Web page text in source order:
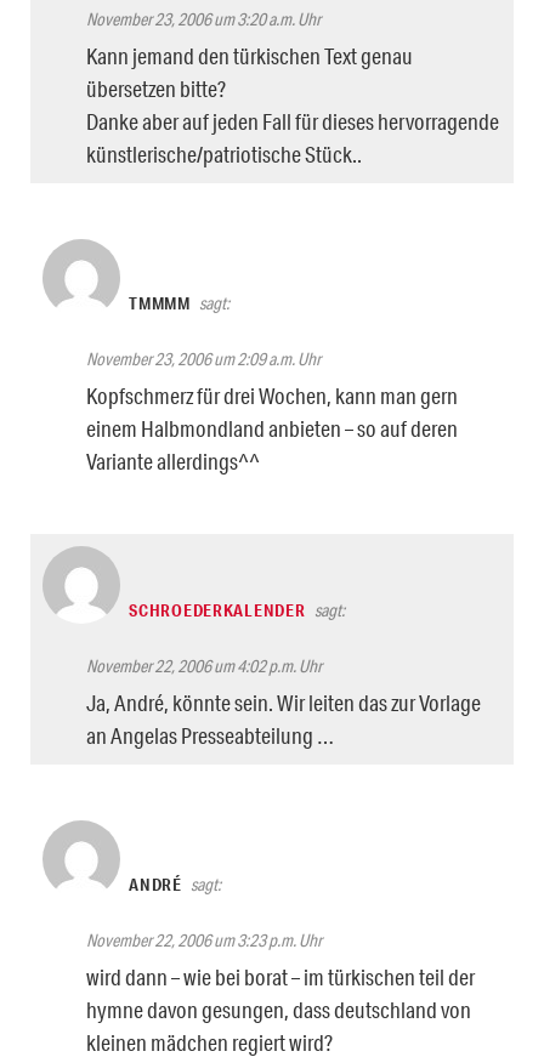
November 23, 2006 um 3:20 a.m. Uhr
Kann jemand den türkischen Text genau
übersetzen bitte?
Danke aber auf jeden Fall für dieses hervorragende
künstlerische/patriotische Stück..
TMMMM sagt:
November 23, 2006 um 2:09 a.m. Uhr
Kopfschmerz für drei Wochen, kann man gern
einem Halbmondland anbieten – so auf deren
Variante allerdings^^
SCHROEDERKALENDER sagt:
November 22, 2006 um 4:02 p.m. Uhr
Ja, André, könnte sein. Wir leiten das zur Vorlage
an Angelas Presseabteilung …
ANDRÉ sagt:
November 22, 2006 um 3:23 p.m. Uhr
wird dann – wie bei borat – im türkischen teil der
hymne davon gesungen, dass deutschland von
kleinen mädchen regiert wird?